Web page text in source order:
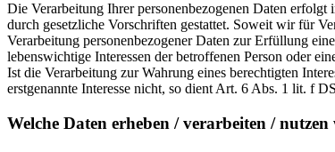
Die Verarbeitung Ihrer personenbezogenen Daten
durch gesetzliche Vorschriften gestattet. Soweit wir für
Verarbeitung personenbezogener Daten zur Erfüllung
lebenswichtige Interessen der betroffenen Person oder
Ist die Verarbeitung zur Wahrung eines berechtigten
erstgenannte Interesse nicht, so dient Art. 6 Abs. 1 lit. f
Welche Daten erheben / verarbeiten / nutzen